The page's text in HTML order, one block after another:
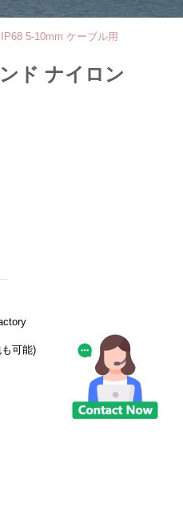
5-10mm ケーブル用
ド ナイロン
可能)